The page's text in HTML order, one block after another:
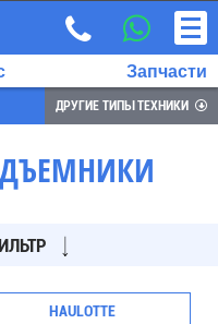
Запчасти
ДРУГИЕ ТИПЫ ТЕХНИКИ
HAULOTTE